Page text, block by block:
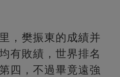
，樊振東的成績并
有敗績，世界排名
四，不過畢竟遠強